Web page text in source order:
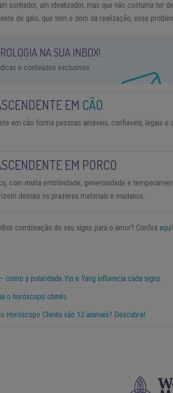
sonhador, um idealizador, mas que não costuma ter
de galo, que tem o dom da realização, esse
NA SUA INBOX!
e conteúdos exclusivos.
EM CÃO
em cão forma pessoas amáveis, confiáveis, legais
EM PORCO
com muita emotividade, generosidade e
demais os prazeres materiais e mudanos.
combinação do seu signo para o amor? Confiraaqui!
como a polaridade Yin e Yang influencia cada signo.
o horóscopo chinês.
Horóscopo Chinês são 12 animais? Descubra!